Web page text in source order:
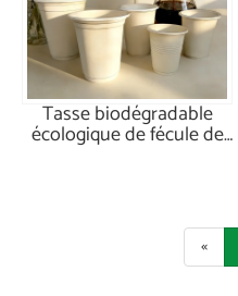
Tasse biodégradable
écologique de fécule de
maïs de 12 oz
«